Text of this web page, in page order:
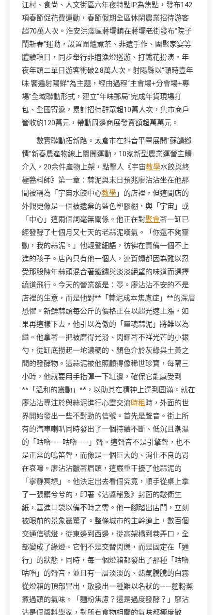
江村、食尚、人文街區六年夜特點IP為焦點，發布142
項春節促花費運動，春節假期全區休閑農業招待游客
超70萬人次。淮安洪澤區蔣壩鎮在蔣壩老街發布“院子
鬧新春”運動，設置圍爐煮茶、非遺手作、團聚家宴等
體驗項目，同步舉行非遺漁燈巡游、打鐵花扮演，年
夜年頭二單日游客衝破2.8萬人次。射陽縣以“頓時豐年
味·饗遍射陽鮮”為主題，經由過程“主會場+分會場+專
場”全域聯動形式，建立“年味郵局”完成年貨現場打
包、全國寄遞，累計招待群眾超10萬人次，集市商戶
營收約120萬元，帶動周邊商展發賣額超萬萬元。
數實聯動拓新路。太倉市在抖音平臺展開“蘇韻鄉
情”新春農產物線上闤闠運動，10家新型農業運營主體
介入，20余件產物上架，點擊人《宇宙教學水餃與終
極醬料師》第一章：蒜泥與末日預兆廖沾沾坐在他那
間被稱為「宇宙水餃中心教學 」的店裡，但這間店的
外觀更像是一個被遺棄的藍色塑膠棚，與「宇宙」或
「中心」這兩個詞毫無關係。他正在對聚會著一缸已
經發酵了七個月又七天的老蒜泥嘆氣。「你還不夠靈
動，我的蒜泥。」他輕聲細語，彷彿在責備一個不上
進的孩子。店內只有他一個人，連蒼蠅都因為難以忍
受那股陳年蒜頭混合著鐵鏽與淡淡絕望的味道而選擇
繞道飛行。今天的營業額是：零。廖沾沾不安的不是
店裡的生意，而是他對**「蒜泥成本焦慮症」**的深層
恐懼。新鮮蒜頭每公斤的價格正在以超光速上漲，如
果再這樣下去，他引以為傲的「靈魂蒜泥」將難以為
繼。他拿著一把被磨得光滑、閃耀著不祥光芒的小銀
勺，從缸底撈起一坨濃稠的、顏色介於灰綠與土黃之
間的發酵物。這蒜泥被他照顧得像稀世珍寶，每隔三
小時，他就要用手指彈一下缸邊，確保它能感受到
**「溫和的震動」**，以助其在精神上達到圓滿。就在
廖沾沾專注於與蒜泥進行心靈交流時租 時，外面的世
界開始發出一些不對勁的信號。首先是聲音。街上所
有的汽車喇叭同時發出了一個持續不斷、低沉且潮濕
的「咕嚕——咕嚕——」聲。這聲音不是引擎聲，也不
是正常的鳴笛聲，而像是一個巨大的、消化不良的胃
在哀嚎。廖沾沾皺著眉頭，這嚴重干擾了他蒜泥的
「寧靜冥想」。他決定出去看個究竟，順手從桌上拿
了一張髒兮兮的，印著《沾醬秘笈》封面的皺衛生
紙，塞進口袋以備不時之需。他一腳踏出店門，立刻
被眼前的景象震驚了。整條城市的主幹道上，數百個
交通信號燈，從東邊到西邊，從高架橋到巷弄口，全
部變成了綠燈。它們不是交替閃爍，而是固定在「通
行」的狀態，同時，每一個燈箱都發出了那種「咕嚕
咕嚕」的聲音，並且有一層淡淡的、熱氣騰騰的白霧
從燈箱的頂部冒出，散發出一種難以名狀的——麵粉蒸
煮過頭的氣味。「麵粉焦慮？還是過度發酵？」廖沾
沾是個醬料學家，對所有食物相關的氣味都極度敏